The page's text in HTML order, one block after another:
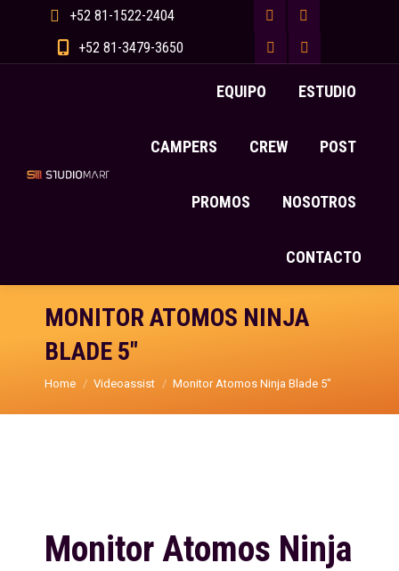
+52 81-1522-2404
+52 81-3479-3650
page
opens
page
opens
InstagramWhatsapp
page
EQUIPO ESTUDIO
CAMPERS CREW POST
PROMOS NOSOTROS
CONTACTO
MONITOR ATOMOS NINJA
BLADE 5″
You are here:
Home Videoassist Monitor Atomos Ninja Blade 5″
Monitor Atomos Ninja